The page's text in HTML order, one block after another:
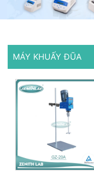
MÁY KHUẤY ĐŨA